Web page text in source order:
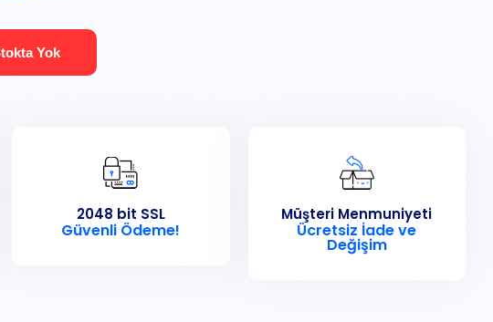
Yok
2048 bit SSL
Güvenli Ödeme!
Müşteri Menmuniyeti
Ücretsiz İade ve
Değişim